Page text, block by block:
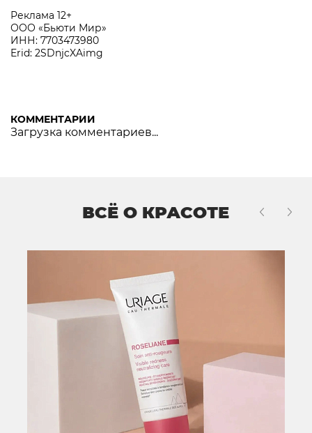
Реклама 12+
ООО «Бьюти Мир»
ИНН: 7703473980
Erid: 2SDnjcXAimg
КОММЕНТАРИИ
Загрузка комментариев...
ВСЁ О КРАСОТЕ